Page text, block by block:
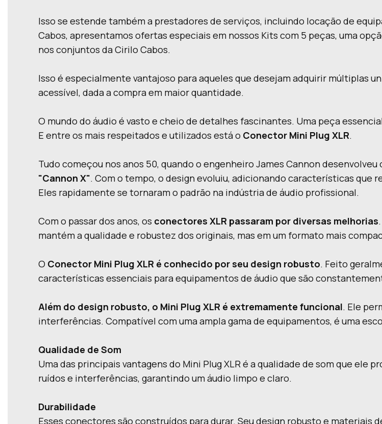
Isso se estende também a prestadores de serviços, incluindo locação de
Cabos, apresentamos ofertas especiais em nossos Kits com 5 peças, uma
nos conjuntos da Cirilo Cabos.
Isso é especialmente vantajoso para aqueles que desejam adquirir múltiplas
acessível, dada a compra em maior quantidade.
O mundo do áudio é vasto e cheio de detalhes fascinantes. Uma peça
E entre os mais respeitados e utilizados está o Conector Mini Plug XLR.
Tudo começou nos anos 50, quando o engenheiro James Cannon
"Cannon X". Com o tempo, o design evoluiu, adicionando características que
Eles rapidamente se tornaram o padrão na indústria de áudio profissional.
Com o passar dos anos, os conectores XLR passaram por diversas melhorias
mantém a qualidade e robustez dos originais, mas em um formato mais
O Conector Mini Plug XLR é conhecido por seu design robusto. Feito
características essenciais para equipamentos de áudio que são
Além do design robusto, o Mini Plug XLR é extremamente funcional. Ele
interferências. Compatível com uma ampla gama de equipamentos, é uma
Qualidade de Som
Uma das principais vantagens do Mini Plug XLR é a qualidade de som que ele
ruídos e interferências, garantindo um áudio limpo e claro.
Durabilidade
Esses conectores são construídos para durar. Seu design robusto e materiais